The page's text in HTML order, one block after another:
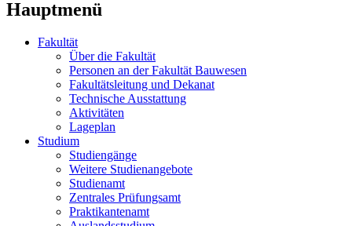
Hauptmenü
Fakultät
Über die Fakultät
Personen an der Fakultät Bauwesen
Fakultätsleitung und Dekanat
Technische Ausstattung
Aktivitäten
Lageplan
Studium
Studiengänge
Weitere Studienangebote
Studienamt
Zentrales Prüfungsamt
Praktikantenamt